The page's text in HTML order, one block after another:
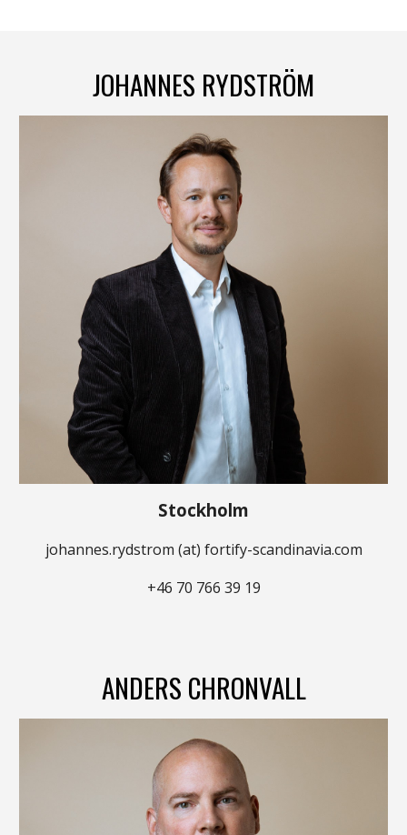
JOHANNES RYDSTRÖM
Stockholm
johannes.rydstrom (at) fortify-scandinavia.com
+46 70 766 39 19
ANDERS CHRONVALL